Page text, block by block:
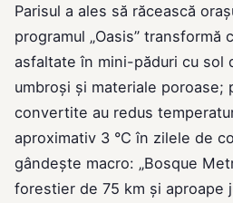
Parisul a ales să răcească
programul „Oasis” transformă
asfaltate în mini-păduri cu sol
umbroși şi materiale poroase;
convertite au redus
aproximativ 3 °C în zilele de
gândeşte macro: „Bosque
forestier de 75 km şi aproape